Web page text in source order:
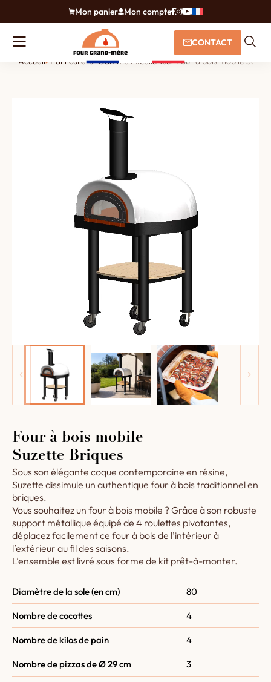
Mon panier Mon compte
CONTACT
Accueil>Particuliers>Gamme Excellence>Four à bois mobile
Four à bois mobile
Suzette Briques
Sous son élégante coque contemporaine en résine,
Suzette dissimule un authentique four à bois traditionnel en
briques.
Vous souhaitez un four à bois mobile ? Grâce à son robuste
support métallique équipé de 4 roulettes pivotantes,
déplacez facilement ce four à bois de l’intérieur à
l’extérieur au fil des saisons.
L’ensemble est livré sous forme de kit prêt-à-monter.
Diamètre de la sole (en cm) 80
Nombre de cocottes 4
Nombre de kilos de pain 4
Nombre de pizzas de Ø 29 cm 3